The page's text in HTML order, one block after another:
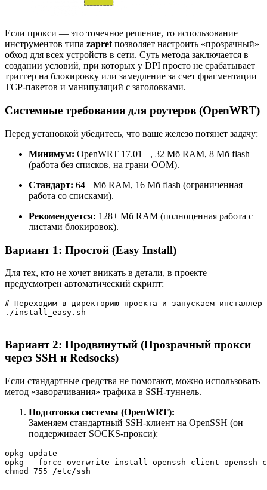
Если прокси — это точечное решение, то использование
инструментов типа zapret позволяет настроить «прозрачный»
обход для всех устройств в сети. Суть метода заключается в
создании условий, при которых у DPI просто не срабатывает
триггер на блокировку или замедление за счет фрагментации
TCP-пакетов и манипуляций с заголовками.
Системные требования для роутеров (OpenWRT)
Перед установкой убедитесь, что ваше железо потянет задачу:
Минимум: OpenWRT 17.01+ , 32 Мб RAM, 8 Мб flash
(работа без списков, на грани OOM).
Стандарт: 64+ Мб RAM, 16 Мб flash (ограниченная
работа со списками).
Рекомендуется: 128+ Мб RAM (полноценная работа с
листами блокировок).
Вариант 1: Простой (Easy Install)
Для тех, кто не хочет вникать в детали, в проекте
предусмотрен автоматический скрипт:
# Переходим в директорию проекта и запускаем инсталлер
./install_easy.sh
Вариант 2: Продвинутый (Прозрачный прокси
через SSH и Redsocks)
Если стандартные средства не помогают, можно использовать
метод «заворачивания» трафика в SSH-туннель.
Подготовка системы (OpenWRT):
Заменяем стандартный SSH-клиент на OpenSSH (он
поддерживает SOCKS-прокси):
opkg update
opkg --force-overwrite install openssh-client
chmod 755 /etc/ssh